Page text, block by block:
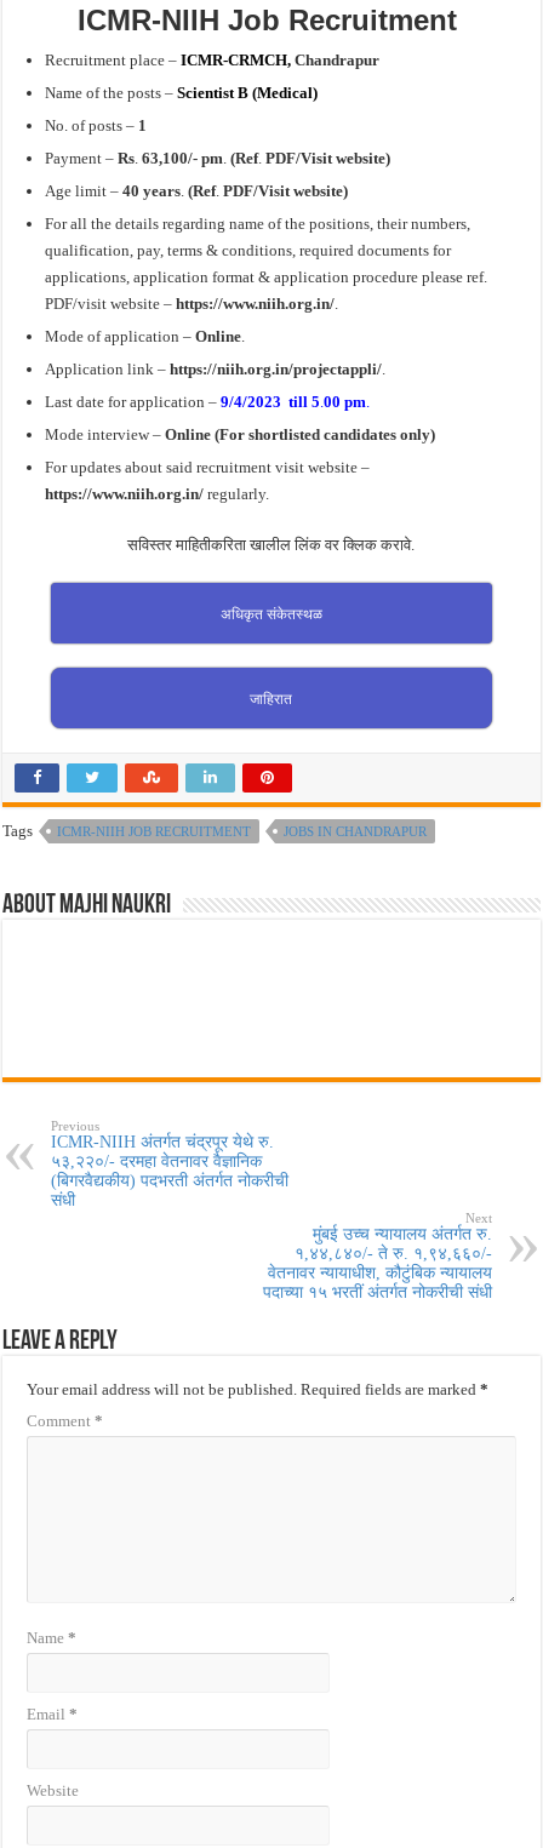
ICMR-NIIH Job Recruitment
Recruitment place –ICMR-CRMCH,Chandrapur
Name of the posts – Scientist B (Medical)
No. of posts – 1
Payment –Rs 63,100/- pm (Ref. PDF/Visit website)
Age limit –40 years (Ref. PDF/Visit website)
For all the details regarding name of the positions, their numbers,
qualification, pay, terms & conditions, required documents for
applications, application format & application procedure please ref.
PDF/visit website –https://www.niih.org.in/
Mode of application –Online
Application link – https://niih.org.in/projectappli/
Last date for application –9/4/2023 till 5 .00 pm
Mode interview –Online (For shortlisted candidates only)
For updates about said recruitment visit website –
https://www.niih.org.in/regularly.
सविस्तर माहितीकरिता खालील लिंक वर क्लिक करावे.
अधिकृत संकेतस्थळ
जाहिरात
Tags ICMR-NIIH JOB RECRUITMENT JOBS IN CHANDRAPUR
About Majhi Naukri
Previous
ICMR-NIIH अंतर्गत चंद्रपूर येथे रु.
५३,२२०/- दरमहा वेतनावर वैज्ञानिक
(बिगरवैद्यकीय) पदभरती अंतर्गत नोकरीची
संधी
Next
मुंबई उच्च न्यायालय अंतर्गत रु.
१,४४,८४०/- ते रु. १,९४,६६०/-
वेतनावर न्यायाधीश, कौटुंबिक न्यायालय
पदाच्या १५ भरतीं अंतर्गत नोकरीची संधी
Leave a Reply
Your email address will not be published. Required fields are marked*
Comment*
Name*
Email*
Website